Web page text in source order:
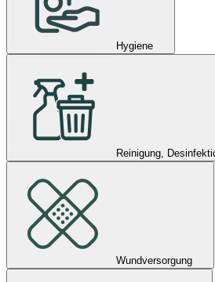
Hygiene
Reinigung,
Wundversorgung